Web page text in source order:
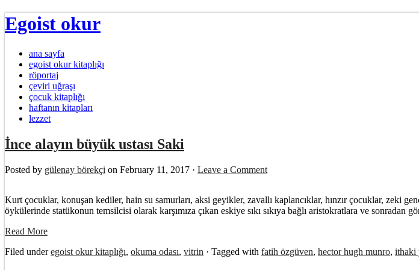
Egoist okur
ana sayfa
egoist okur kitaplığı
röportaj
çeviri uğraşı
çocuk kitaplığı
haftanın kitapları
lezzet
İnce alayın büyük ustası Saki
Posted by gülenay börekçi on February 11, 2017 · Leave a Comment
Kurt çocuklar, konuşan kediler, hain su samurları, aksi geyikler, zavallı kaplancıklar, hınzır çocuklar, zeki
öykülerinde statükonun temsilcisi olarak karşımıza çıkan eskiye sıkı sıkıya bağlı aristokratlara ve
Read More
Filed underegoist okur kitaplığı, okuma odası, vitrin · Tagged with fatih özgüven, hector hugh munro, ithaki